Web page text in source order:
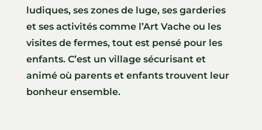
ludiques, ses zones de luge, ses garderies
et ses activités comme l’Art Vache ou les
visites de fermes, tout est pensé pour les
enfants. C’est un village sécurisant et
animé où parents et enfants trouvent leur
bonheur ensemble.